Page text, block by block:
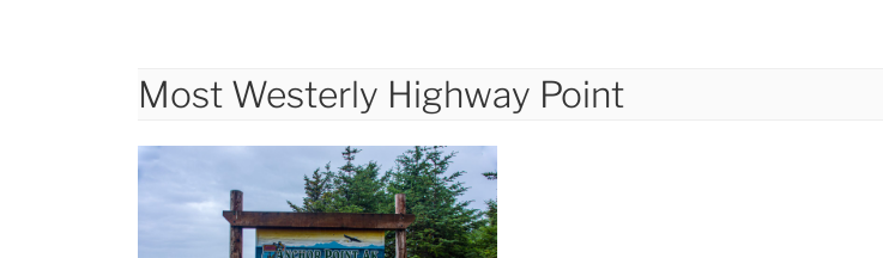
Most Westerly Highway Point